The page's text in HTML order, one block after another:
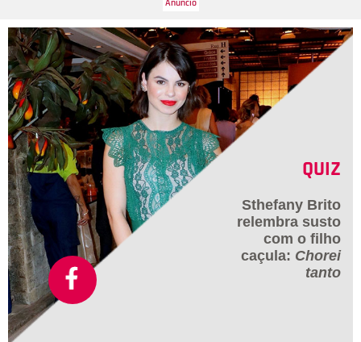
QUIZ
Sthefany Brito
relembra susto
com o filho
caçula: Chorei
tanto